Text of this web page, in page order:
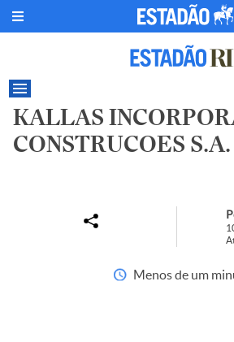
KALLAS
CONSTRUCOES S.A.
Menos de um